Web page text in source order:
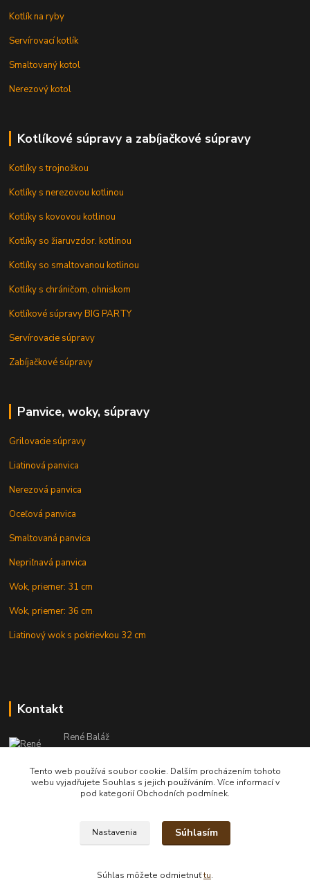
Kotlík na ryby
Servírovací kotlík
Smaltovaný kotol
Nerezový kotol
Kotlíkové súpravy a zabíjačkové súpravy
Kotlíky s trojnožkou
Kotlíky s nerezovou kotlinou
Kotlíky s kovovou kotlinou
Kotlíky so žiaruvzdor. kotlinou
Kotlíky so smaltovanou kotlinou
Kotlíky s chráničom, ohniskom
Kotlíkové súpravy BIG PARTY
Servírovacie súpravy
Zabíjačkové súpravy
Panvice, woky, súpravy
Grilovacie súpravy
Liatinová panvica
Nerezová panvica
Oceľová panvica
Smaltovaná panvica
Nepriľnavá panvica
Wok, priemer: 31 cm
Wok, priemer: 36 cm
Liatinový wok s pokrievkou 32 cm
Kontakt
René Baláž
Eshop: +421 902 212 007
od 8:00 - do 16:00 hod
info@kotlikyshop.sk
Copyright © 2014-2030 KOTLIKYSHOP.sk, všetky práva vyhradené
Tento web používá soubor cookie. Dalším procházením tohoto
webu vyjadřujete Souhlas s jejich používáním. Více informací v
pod kategorií Obchodních podmínek.
Nastavenia Súhlasím
Súhlas môžete odmietnuťtu.